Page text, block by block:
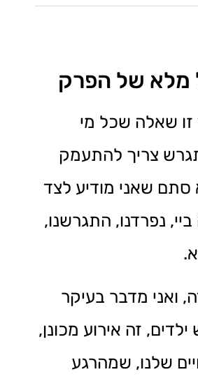
מלא של הפרק
זו שאלה שכל מי
צריך להתעמק
סתם שאני מודיע לצד
נפרדנו, התגרשנו,
ואני מדבר בעיקר
זה אירוע מכונן,
שלנו, שמהרגע